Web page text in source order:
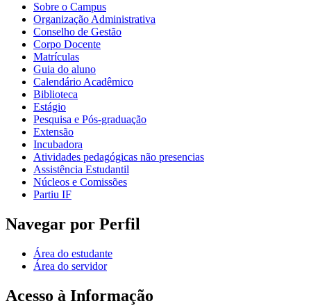
Sobre o Campus
Organização Administrativa
Conselho de Gestão
Corpo Docente
Matrículas
Guia do aluno
Calendário Acadêmico
Biblioteca
Estágio
Pesquisa e Pós-graduação
Extensão
Incubadora
Atividades pedagógicas não presencias
Assistência Estudantil
Núcleos e Comissões
Partiu IF
Navegar por Perfil
Área do estudante
Área do servidor
Acesso à Informação